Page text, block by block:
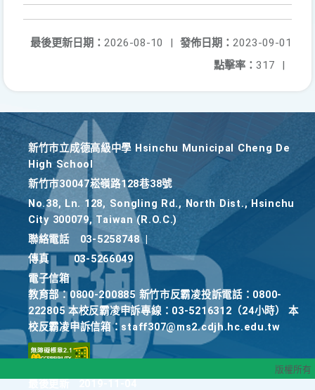
發佈日期： 2023-09-01
最後更新日期： 2026-08-10
|
點擊率： 317 |
新竹巿立成德高級中學 Hsinchu Municipal Cheng De
High School
新竹巿30047崧嶺路128巷38號
No.38, Ln. 128, Songling Rd., North Dist., Hsinchu
City 300079, Taiwan (R.O.C.)
聯絡電話
03-5258748
傳真
03-5266049
電子信箱
教育部：0800-200885 新竹市反霸凌投訴電話：0800-
222805 本校反霸凌申訴專線：03-5216312（24小時） 本
校反霸凌申訴信箱：staff307@ms2.cdjh.hc.edu.tw
版權所有